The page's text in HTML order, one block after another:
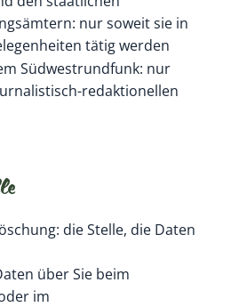
nur soweit sie in
tätig werden
Südwestrundfunk: nur
redaktionellen
die Stelle, die Daten
über Sie beim
im